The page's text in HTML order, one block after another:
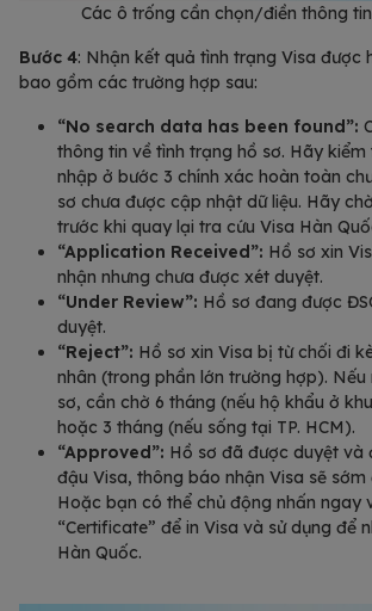
Các ô trống cần chọn/điền thông
Bước 4: Nhận kết quả tình trạng Visa được
bao gồm các trường hợp sau:
“No search data has been found”:
thông tin về tình trạng hồ sơ. Hãy
nhập ở bước 3 chính xác hoàn toàn
sơ chưa được cập nhật dữ liệu. Hãy
trước khi quay lại tra cứu Visa Hàn
“Application Received”: Hồ sơ xin
nhận nhưng chưa được xét duyệt.
“Under Review”: Hồ sơ đang được
duyệt.
“Reject”: Hồ sơ xin Visa bị từ chối đi
nhân (trong phần lớn trường hợp). Nếu
sơ, cần chờ 6 tháng (nếu hộ khẩu ở
hoặc 3 tháng (nếu sống tại TP. HCM).
“Approved”: Hồ sơ đã được duyệt và
đậu Visa, thông báo nhận Visa sẽ
Hoặc bạn có thể chủ động nhấn ngay
“Certificate” để in Visa và sử dụng để
Hàn Quốc.